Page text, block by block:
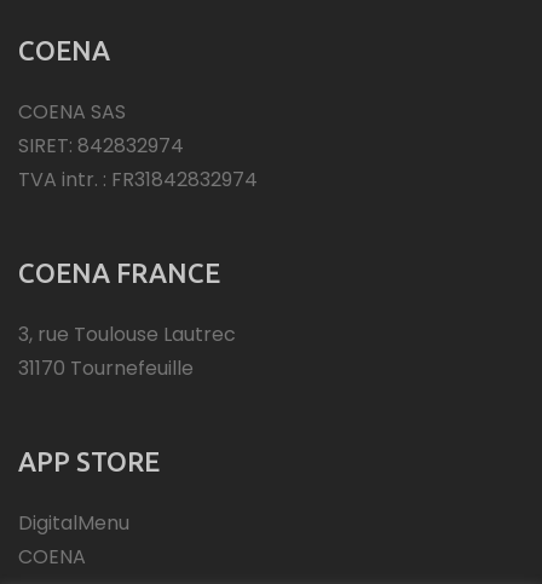
COENA
COENA SAS
SIRET: 842832974
TVA intr. : FR31842832974
COENA FRANCE
3, rue Toulouse Lautrec
31170 Tournefeuille
APP STORE
DigitalMenu
COENA